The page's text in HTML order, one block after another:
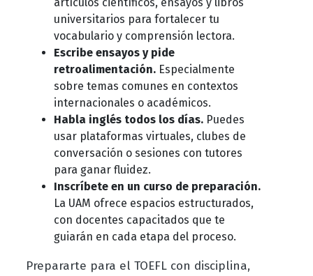
artículos científicos, ensayos y libros
universitarios para fortalecer tu
vocabulario y comprensión lectora.
Escribe ensayos y pide
retroalimentación.Especialmente
sobre temas comunes en contextos
internacionales o académicos.
Habla inglés todos los días.Puedes
usar plataformas virtuales, clubes de
conversación o sesiones con tutores
para ganar fluidez.
Inscríbete en un curso de preparación.
La UAM ofrece espacios estructurados,
con docentes capacitados que te
guiarán en cada etapa del proceso.
Prepararte para el TOEFL con disciplina,